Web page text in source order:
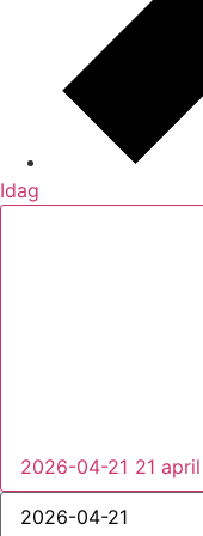
Idag
2026-04-21 21 april